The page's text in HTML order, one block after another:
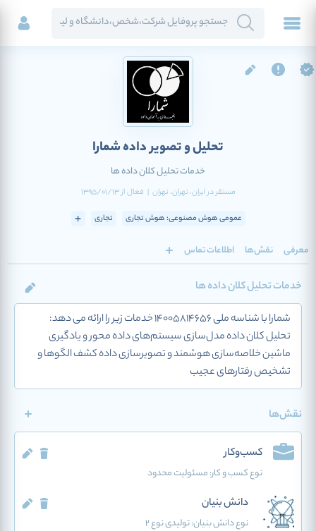
تحلیل و تصویر داده شمارا
خدمات تحلیل کلان داده ها
مستقر درایران، تهران، تهران | فعالاز1395/01/13
عمومی هوش مصنوعی: هوش تجاری تجاری
معرفی نقش‌ها اطلاعات تماس
خدمات تحلیل کلان داده ها
شمارا با شناسه ملی 14005814656 خدمات زیر را ارائه می دهد:
تحلیل کلان داده مدل‌سازی سیستم­‌های داده محور و یادگیری
ماشین خلاصه‌سازی هوشمند و تصویر‌سازی داده کشف الگوها و
تشخیص رفتارهای عجیب
نقش‌ها
کسب‌وکار
نوع کسب و کار:مسئولیت محدود
دانش بنیان
نوع دانش بنیان: تولیدی نوع 2